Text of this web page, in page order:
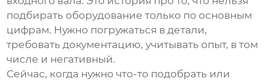
подбирать оборудование только по основным
цифрам. Нужно погружаться в детали,
требовать документацию, учитывать опыт, в том
числе и негативный.
Сейчас, когда нужно что-то подобрать или